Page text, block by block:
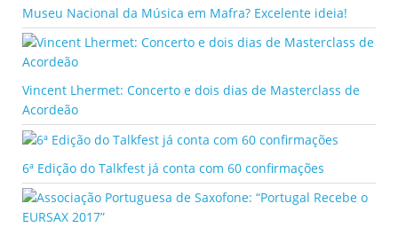
Museu Nacional da Música em Mafra? Excelente ideia!
Vincent Lhermet: Concerto e dois dias de Masterclass de
Acordeão
6ª Edição do Talkfest já conta com 60 confirmações